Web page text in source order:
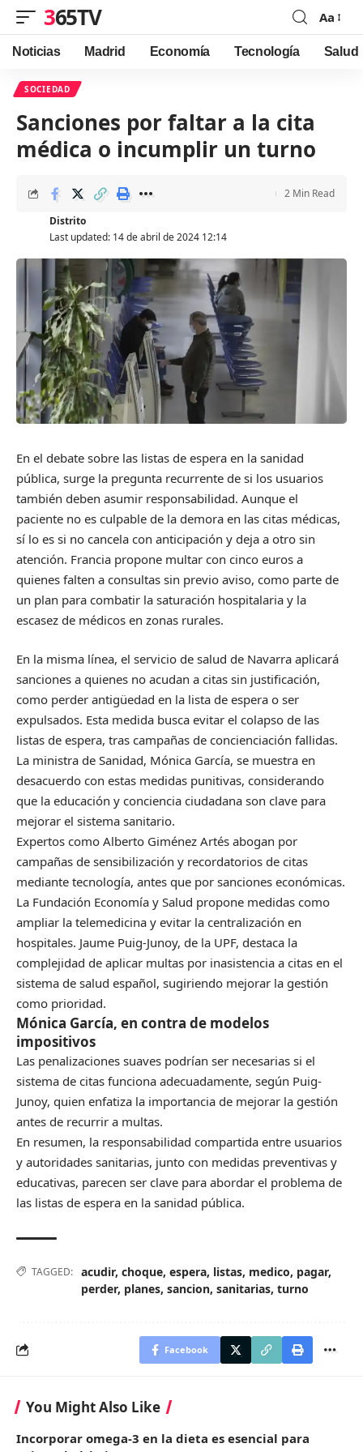
365TV
Font
Resizer
Aa
Noticias Madrid Economía Tecnología Salud
SOCIEDAD
Sanciones por faltar a la cita
médica o incumplir un turno
Last updated: 14 de abril de 2024 12:14
Distrito
2 Min Read
En el debate sobre las listas de espera en la sanidad
pública, surge la pregunta recurrente de si los usuarios
también deben asumir responsabilidad. Aunque el
paciente no es culpable de la demora en las citas médicas,
sí lo es si no cancela con anticipación y deja a otro sin
atención. Francia propone multar con cinco euros a
quienes falten a consultas sin previo aviso, como parte de
un plan para combatir la saturación hospitalaria y la
escasez de médicos en zonas rurales.
En la misma línea, el servicio de salud de Navarra aplicará
sanciones a quienes no acudan a citas sin justificación,
como perder antigüedad en la lista de espera o ser
expulsados. Esta medida busca evitar el colapso de las
listas de espera, tras campañas de concienciación fallidas.
La ministra de Sanidad, Mónica García, se muestra en
desacuerdo con estas medidas punitivas, considerando
que la educación y conciencia ciudadana son clave para
mejorar el sistema sanitario.
Expertos como Alberto Giménez Artés abogan por
campañas de sensibilización y recordatorios de citas
mediante tecnología, antes que por sanciones económicas.
La Fundación Economía y Salud propone medidas como
ampliar la telemedicina y evitar la centralización en
hospitales. Jaume Puig-Junoy, de la UPF, destaca la
complejidad de aplicar multas por inasistencia a citas en el
sistema de salud español, sugiriendo mejorar la gestión
como prioridad.
Mónica García, en contra de modelos
impositivos
Las penalizaciones suaves podrían ser necesarias si el
sistema de citas funciona adecuadamente, según Puig-
Junoy, quien enfatiza la importancia de mejorar la gestión
antes de recurrir a multas.
En resumen, la responsabilidad compartida entre usuarios
y autoridades sanitarias, junto con medidas preventivas y
educativas, parecen ser clave para abordar el problema de
las listas de espera en la sanidad pública.
TAGGED: acudir, choque, espera, listas, medico, pagar,
perder, planes, sancion, sanitarias, turno
Facebook
You Might Also Like
Incorporar omega-3 en la dieta es esencial para